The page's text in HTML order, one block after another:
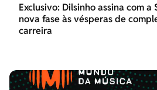
Exclusivo: Dilsinho assina com
nova fase às vésperas de
carreira